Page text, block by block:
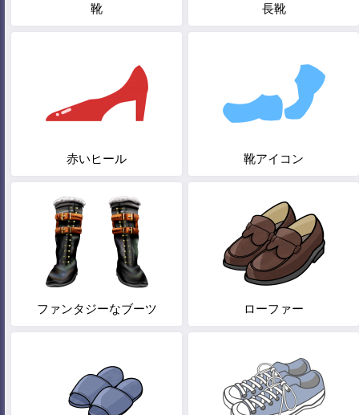
靴 長靴
赤いヒール 靴アイコン
ファンタジーなブーツ ローファー